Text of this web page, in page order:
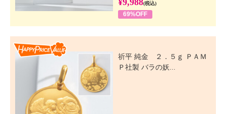
¥9,988(税込)
69%OFF
祈平 純金 ２．５ｇ ＰＡＭ
Ｐ社製 バラの妖...